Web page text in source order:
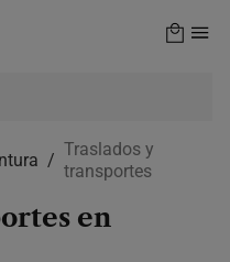
Traslados y
transportes
en